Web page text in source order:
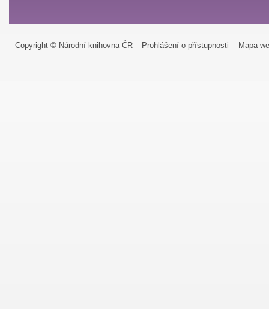
Copyright © Národní knihovna ČR Prohlášení o přístupnosti Mapa